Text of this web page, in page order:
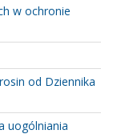
w ochronie
od Dziennika
uogólniania